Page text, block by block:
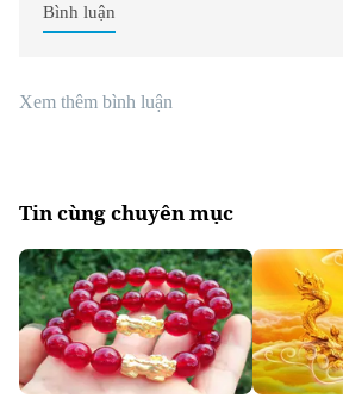
Bình luận
Xem thêm bình luận
Tin cùng chuyên mục